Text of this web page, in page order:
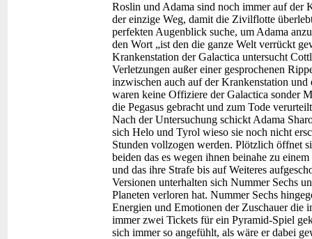
Roslin und Adama sind noch immer auf der
der einzige Weg, damit die Zivilflotte
perfekten Augenblick suche, um Adama
den Wort „ist den die ganze Welt verrückt
Krankenstation der Galactica untersucht
Verletzungen außer einer gesprochenen
inzwischen auch auf der Krankenstation
waren keine Offiziere der Galactica sonder
die Pegasus gebracht und zum Tode
Nach der Untersuchung schickt Adama
sich Helo und Tyrol wieso sie noch nicht
Stunden vollzogen werden. Plötzlich öffnet
beiden das es wegen ihnen beinahe zu
und das ihre Strafe bis auf Weiteres
Versionen unterhalten sich Nummer Sechs
Planeten verloren hat. Nummer Sechs
Energien und Emotionen der Zuschauer die
immer zwei Tickets für ein Pyramid-Spiel
sich immer so angefühlt, als wäre er dabei